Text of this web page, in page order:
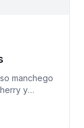
manchego
y